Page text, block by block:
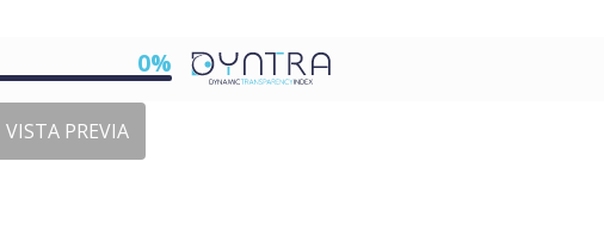
0%
VISTA PREVIA